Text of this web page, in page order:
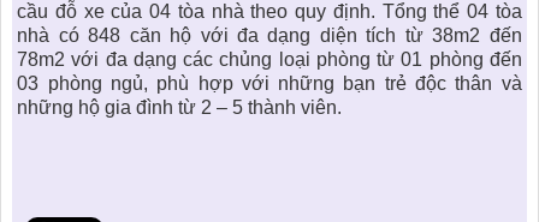
cầu đỗ xe của 04 tòa nhà theo quy định. Tổng thể 04 tòa
nhà có 848 căn hộ với đa dạng diện tích từ 38m2 đến
78m2 với đa dạng các chủng loại phòng từ 01 phòng đến
03 phòng ngủ, phù hợp với những bạn trẻ độc thân và
những hộ gia đình từ 2 – 5 thành viên.